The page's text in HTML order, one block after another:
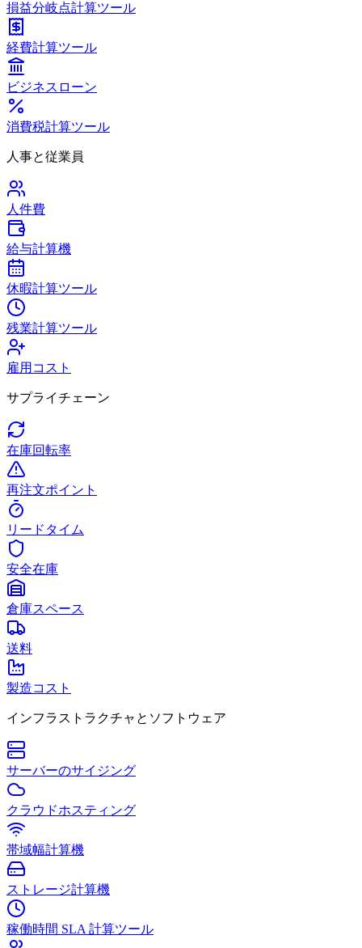
損益分岐点計算ツール
経費計算ツール
ビジネスローン
消費税計算ツール
人事と従業員
人件費
給与計算機
休暇計算ツール
残業計算ツール
雇用コスト
サプライチェーン
在庫回転率
再注文ポイント
リードタイム
安全在庫
倉庫スペース
送料
製造コスト
インフラストラクチャとソフトウェア
サーバーのサイジング
クラウドホスティング
帯域幅計算機
ストレージ計算機
稼働時間 SLA 計算ツール